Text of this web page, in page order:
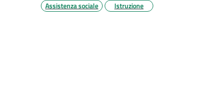
Assistenza sociale Istruzione